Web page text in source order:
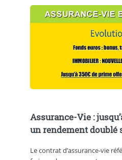
Assurance-Vie :
un rendement doublé
Le contrat d’assurance-vie